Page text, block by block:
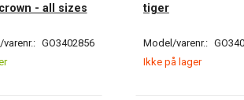
- all sizes
GO3402856
tiger
Model/varenr.:
Ikke på lager